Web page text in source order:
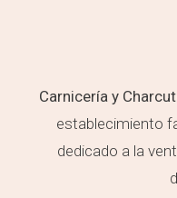
Carnicería y
establecimiento
dedicado a la